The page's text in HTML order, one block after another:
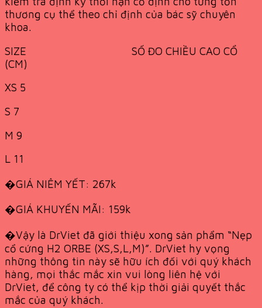
thương cụ thể theo chỉ định của bác sỹ chuyên
khoa.
SIZE SỐ ĐO CHIỀU CAO CỔ
(CM)
XS 5
S 7
M 9
L 11
�GIÁ NIÊM YẾT: 267k
�GIÁ KHUYẾN MÃI: 159k
�Vậy là DrViet đã giới thiệu xong sản phẩm “Nẹp
cổ cứng H2 ORBE (XS,S,L,M)”. DrViet hy vọng
những thông tin này sẽ hữu ích đối với quý khách
hàng, mọi thắc mắc xin vui lòng liên hệ với
DrViet, để công ty có thể kịp thời giải quyết thắc
mắc của quý khách.